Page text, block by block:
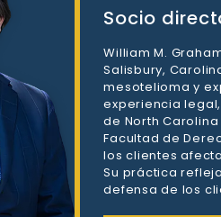
Socio
William M.
Salisbury,
mesotelioma y
experiencia
de North
Facultad de
los clientes
Su práctica
defensa de los